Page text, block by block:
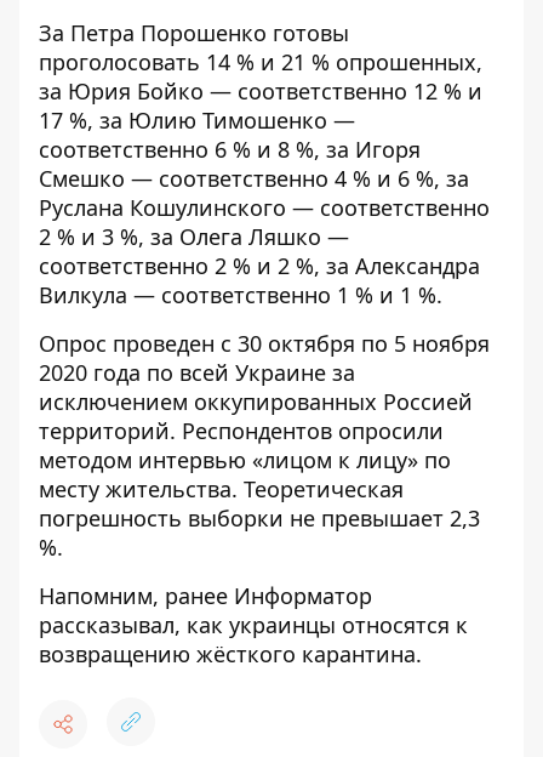
За Петра Порошенко готовы
проголосовать 14 % и 21 % опрошенных,
за Юрия Бойко — соответственно 12 % и
17 %, за Юлию Тимошенко —
соответственно 6 % и 8 %, за Игоря
Смешко — соответственно 4 % и 6 %, за
Руслана Кошулинского — соответственно
2 % и 3 %, за Олега Ляшко —
соответственно 2 % и 2 %, за Александра
Вилкула — соответственно 1 % и 1 %.
Опрос проведен с 30 октября по 5 ноября
2020 года по всей Украине за
исключением оккупированных Россией
территорий. Респондентов опросили
методом интервью «лицом к лицу» по
месту жительства. Теоретическая
погрешность выборки не превышает 2,3
%.
Напомним, ранее Информатор
рассказывал, как украинцы относятся к
возвращению жёсткого карантина.